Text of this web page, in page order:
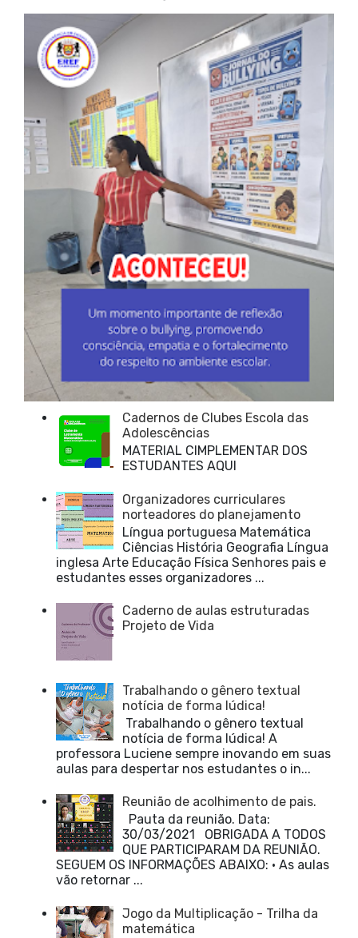
Cadernos de Clubes Escola das
Adolescências
MATERIAL CIMPLEMENTAR DOS
ESTUDANTES AQUI
Organizadores curriculares
norteadores do planejamento
Língua portuguesa Matemática
Ciências História Geografia Língua
inglesa Arte Educação Física Senhores pais e
estudantes esses organizadores ...
Caderno de aulas estruturadas
Projeto de Vida
Trabalhando o gênero textual
notícia de forma lúdica!
Trabalhando o gênero textual
notícia de forma lúdica! A
professora Luciene sempre inovando em suas
aulas para despertar nos estudantes o in...
Reunião de acolhimento de pais.
Pauta da reunião. Data:
30/03/2021 OBRIGADA A TODOS
QUE PARTICIPARAM DA REUNIÃO.
SEGUEM OS INFORMAÇÕES ABAIXO: • As aulas
vão retornar ...
Jogo da Multiplicação - Trilha da
matemática